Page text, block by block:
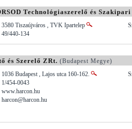
Technológiaszerelő és
3580 Tiszaújváros , TVK Ipartelep
49/440-134
és Szerelő ZRt. (Budapest Megye)
1036 Budapest , Lajos utca 160-162.
1/454-0043
www.harcon.hu
harcon@harcon.hu